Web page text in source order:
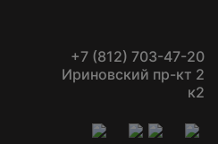
+7 (812) 703-47-20
Ириновский пр-кт 2
к2